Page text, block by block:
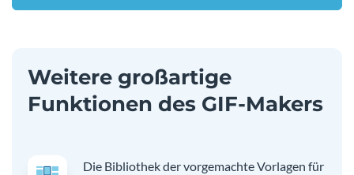
Weitere großartige
Funktionen des GIF-Makers
Die Bibliothek der vorgemachte Vorlagen für